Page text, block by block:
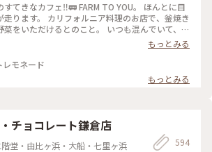
すてきなカフェ‼︎🚃 FARM TO YOU。 ほんとに目
走ります。 カリフォルニア料理のお店で、釜焼き
菜をいただけるとのこと。 いつも混んでいて、テ
フェのみなのですが、アルコールもあるので、ゆ
.:*･゜ #farmtoyou #カリフォルニア
#カフェ #テイクアウト #由比ヶ浜 #鎌倉 #江ノ電
もっとみる
モネード
もっとみる
チョコレート鎌倉店
堂・由比ヶ浜・大船・七里ヶ浜
594